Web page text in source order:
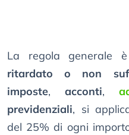
La regola generale
ritardato o non
imposte, acconti,
previdenziali, si
del 25% di ogni